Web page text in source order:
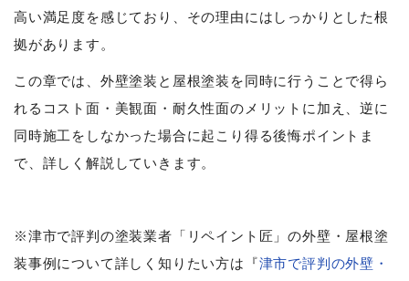
高い満足度を感じており、その理由にはしっかりとした根
拠があります。
この章では、外壁塗装と屋根塗装を同時に行うことで得ら
れるコスト面・美観面・耐久性面のメリットに加え、逆に
同時施工をしなかった場合に起こり得る後悔ポイントま
で、詳しく解説していきます。
※津市で評判の塗装業者「リペイント匠」の外壁・屋根塗
装事例について詳しく知りたい方は『津市で評判の外壁・